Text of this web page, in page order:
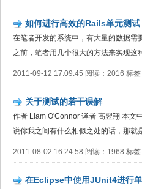
如何进行高效的Rails单元测试
在笔者开发的系统中，有大量的数据需
之前，笔者用几个很大的方法来实现这
2011-09-12 17:09:45 阅读：2016 标签
关于测试的若干误解
作者 Liam O'Connor 译者 高翌翔 本文
说你我之间有什么相似之处的话，那就
2011-08-02 16:24:58 阅读：1968 标签
在Eclipse中使用JUnit4进行单